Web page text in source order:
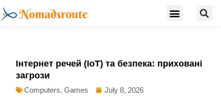
Skip
to
Menu
Інтернет речей (IoT) та безпека: приховані
загрози
Computers, Games July 8, 2026